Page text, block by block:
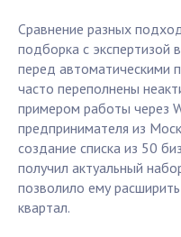
Сравнение разных
подборка с экспертизой
перед автоматическими
часто переполнены
примером работы через
предпринимателя из
создание списка из 50
получил актуальный
позволило ему
квартал.